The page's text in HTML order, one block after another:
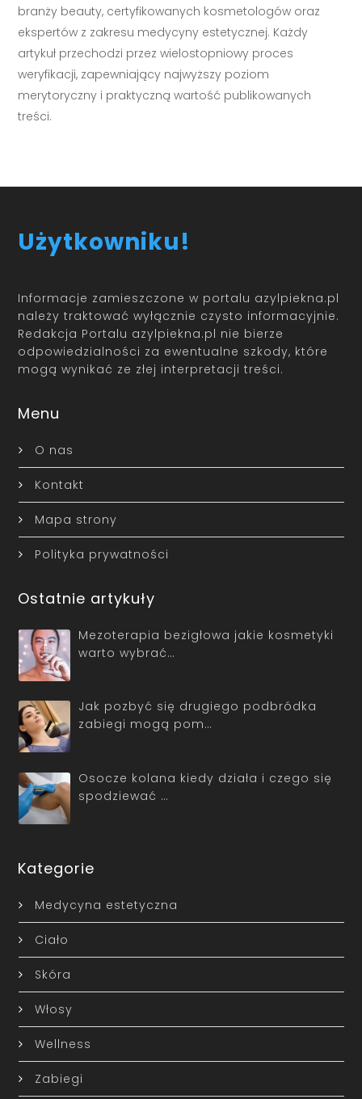
branży beauty, certyfikowanych kosmetologów oraz
ekspertów z zakresu medycyny estetycznej. Każdy
artykuł przechodzi przez wielostopniowy proces
weryfikacji, zapewniający najwyższy poziom
merytoryczny i praktyczną wartość publikowanych
treści.
Użytkowniku!
Informacje zamieszczone w portalu azylpiekna.pl
należy traktować wyłącznie czysto informacyjnie.
Redakcja Portalu azylpiekna.pl nie bierze
odpowiedzialności za ewentualne szkody, które
mogą wynikać ze złej interpretacji treści.
Menu
O nas
Kontakt
Mapa strony
Polityka prywatności
Ostatnie artykuły
Mezoterapia bezigłowa jakie kosmetyki
warto wybrać…
Jak pozbyć się drugiego podbródka
zabiegi mogą pom…
Osocze kolana kiedy działa i czego się
spodziewać …
Kategorie
Medycyna estetyczna
Ciało
Skóra
Włosy
Wellness
Zabiegi